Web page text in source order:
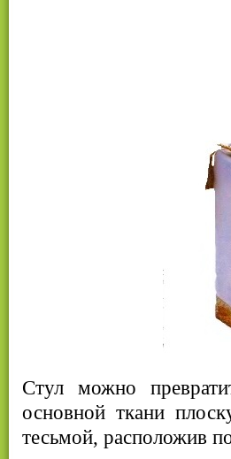
Стул можно
основной ткани
тесьмой, расположив